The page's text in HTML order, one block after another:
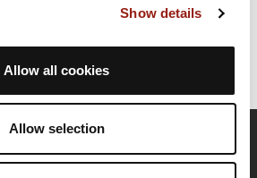
Show details
Allow all cookies
Allow selection